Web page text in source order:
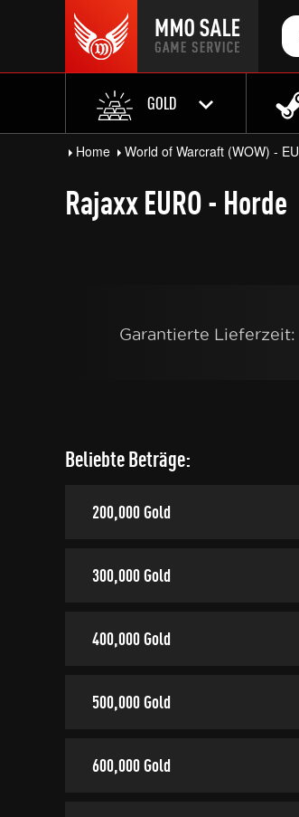
GOLD
Home World of Warcraft (WOW) - EU
Rajaxx EURO - Horde
Garantierte Lieferzeit:
Beliebte Beträge:
200,000 Gold
300,000 Gold
400,000 Gold
500,000 Gold
600,000 Gold